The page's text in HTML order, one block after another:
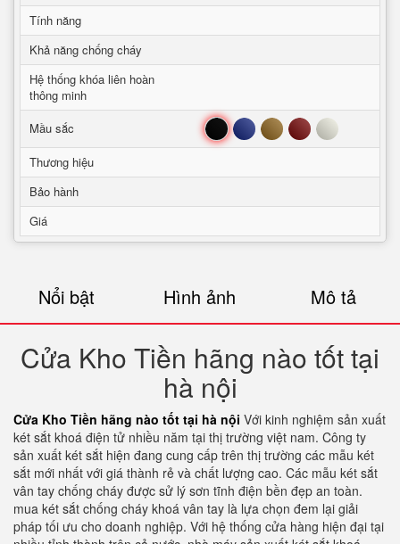
Tính năng
Khả năng chống cháy
Hệ thống khóa liên hoàn
thông minh
Mầu sắc
Đen Xanh Nâu Đỏ Trắng
Thương hiệu
Bảo hành
Giá
Nổi bật Hình ảnh Mô tả
Cửa Kho Tiền hãng nào tốt tại
hà nội
Cửa Kho Tiền hãng nào tốt tại hà nội Với kinh nghiệm sản xuất
két sắt khoá điện tử nhiều năm tại thị trường việt nam. Công ty
sản xuất két sắt hiện đang cung cấp trên thị trường các mẫu két
sắt mới nhất với giá thành rẻ và chất lượng cao. Các mẫu két sắt
vân tay chống cháy được sử lý sơn tĩnh điện bền đẹp an toàn.
mua két sắt chống cháy khoá vân tay là lựa chọn đem lại giải
pháp tối ưu cho doanh nghiệp. Với hệ thống cửa hàng hiện đại tại